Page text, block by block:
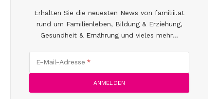
Erhalten Sie die neuesten News von familiii.at
rund um Familienleben, Bildung & Erziehung,
Gesundheit & Ernährung und vieles mehr...
E-Mail-Adresse